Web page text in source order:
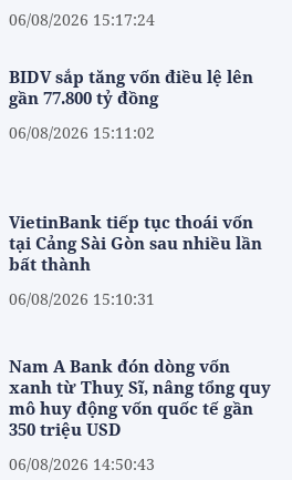
06/08/2026 15:17:24
BIDV sắp tăng vốn điều lệ lên
gần 77.800 tỷ đồng
06/08/2026 15:11:02
VietinBank tiếp tục thoái vốn
tại Cảng Sài Gòn sau nhiều lần
bất thành
06/08/2026 15:10:31
Nam A Bank đón dòng vốn
xanh từ Thuỵ Sĩ, nâng tổng quy
mô huy động vốn quốc tế gần
350 triệu USD
06/08/2026 14:50:43